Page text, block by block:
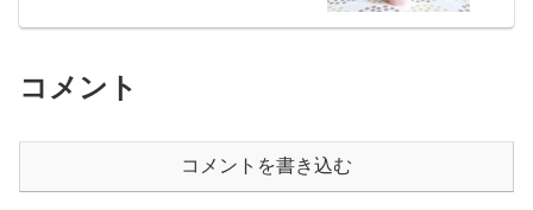
コメント
コメントを書き込む